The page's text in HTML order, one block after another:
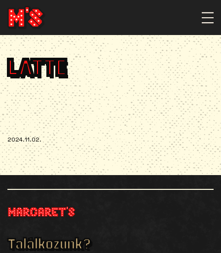
LATTE
2024.11.02.
Találkozunk?